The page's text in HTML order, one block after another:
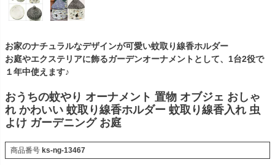
お家のナチュラルなデザインが可愛い蚊取り線香ホルダー
お庭やエクステリアに飾るガーデンオーナメントとして、1台2役で
１年中使えます♪
おうちの蚊やり オーナメント 置物 オブジェ おしゃ
れ かわいい 蚊取り線香ホルダー 蚊取り線香入れ 虫
よけ ガーデニング お庭
商品番号 ks-ng-13467